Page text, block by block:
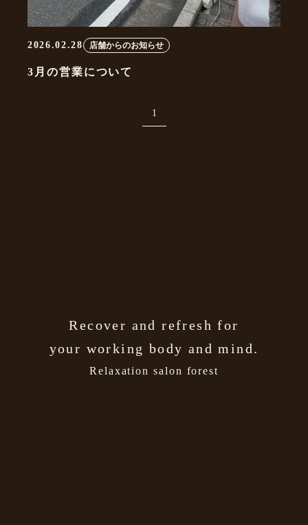
2026.02.28 店舗からのお知らせ
3月の営業について
1
Recover and refresh for
your working body and mind.
Relaxation salon forest